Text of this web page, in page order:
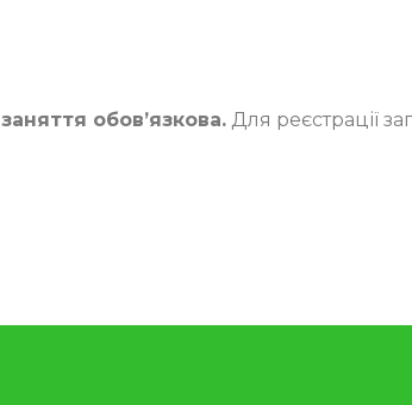
обов’язкова. Для реєстрації